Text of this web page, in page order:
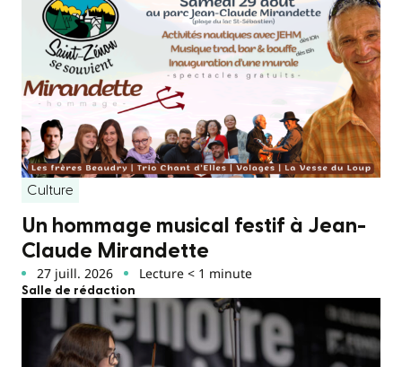
Culture
Un hommage musical festif à Jean-
Claude Mirandette
27 juill. 2026 Lecture < 1 minute
Salle de rédaction